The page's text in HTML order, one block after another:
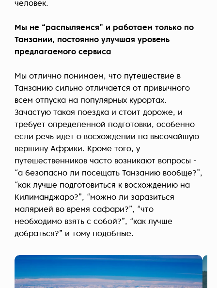
человек.
Мы не “распыляемся” и работаем только по
Танзании, постоянно улучшая уровень
предлагаемого сервиса
Мы отлично понимаем, что путешествие в
Танзанию сильно отличается от привычного
всем отпуска на популярных курортах.
Зачастую такая поездка и стоит дороже, и
требует определенной подготовки, особенно
если речь идет о восхождении на высочайшую
вершину Африки. Кроме того, у
путешественников часто возникают вопросы -
“а безопасно ли посещать Танзанию вообще?”,
“как лучше подготовиться к восхождению на
Килиманджаро?”, “можно ли заразиться
малярией во время сафари?”, “что
необходимо взять с собой?”, “как лучше
добраться?” и тому подобные.